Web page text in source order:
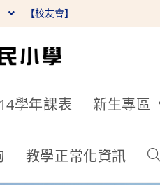
【校友會】
學年課表 新生專區
教學正常化資訊